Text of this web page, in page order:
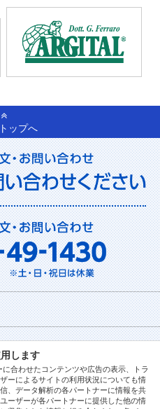
します
合わせたコンテンツや広告の表示、トラ
ーによるサイトの利用状況についても情
、データ解析の各パートナーに情報を共
ーザーが各パートナーに提供した他の情
ップへ